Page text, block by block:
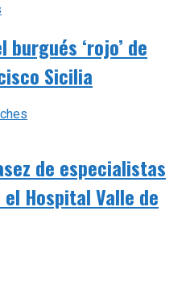
burgués ‘rojo’ de
Sicilia
de especialistas
Hospital Valle de